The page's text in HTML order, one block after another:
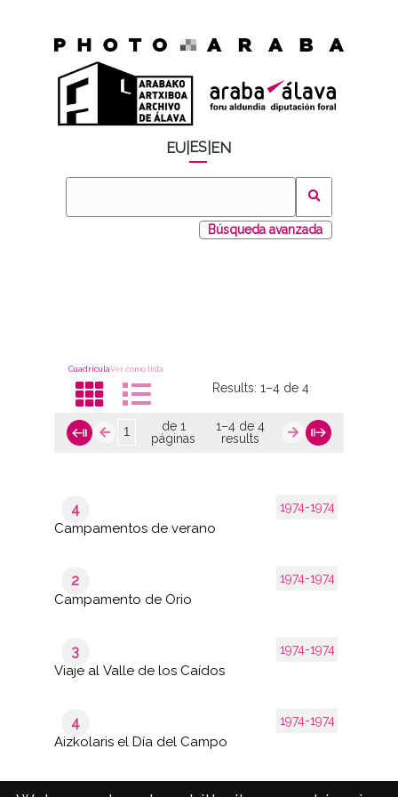
EU ES EN
Búsqueda avanzada
CuadrículaVer como lista
Results:1–4 de 4
de 1
páginas
1–4 de 4
results
1974-1974
4
Campamentos de verano
1974-1974
2
Campamento de Orio
1974-1974
3
Viaje al Valle de los Caídos
1974-1974
4
Aizkolaris el Día del Campo